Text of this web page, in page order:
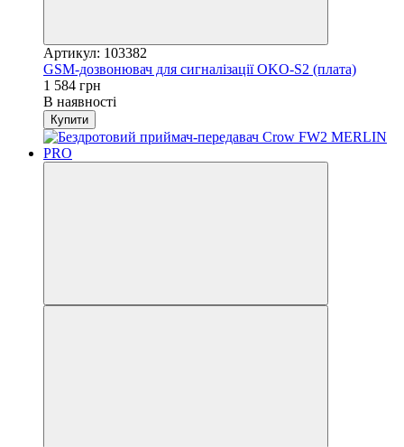
Артикул: 103382
GSM-дозвонювач для сигналізації OKO-S2 (плата)
1 584 грн
В наявності
Купити